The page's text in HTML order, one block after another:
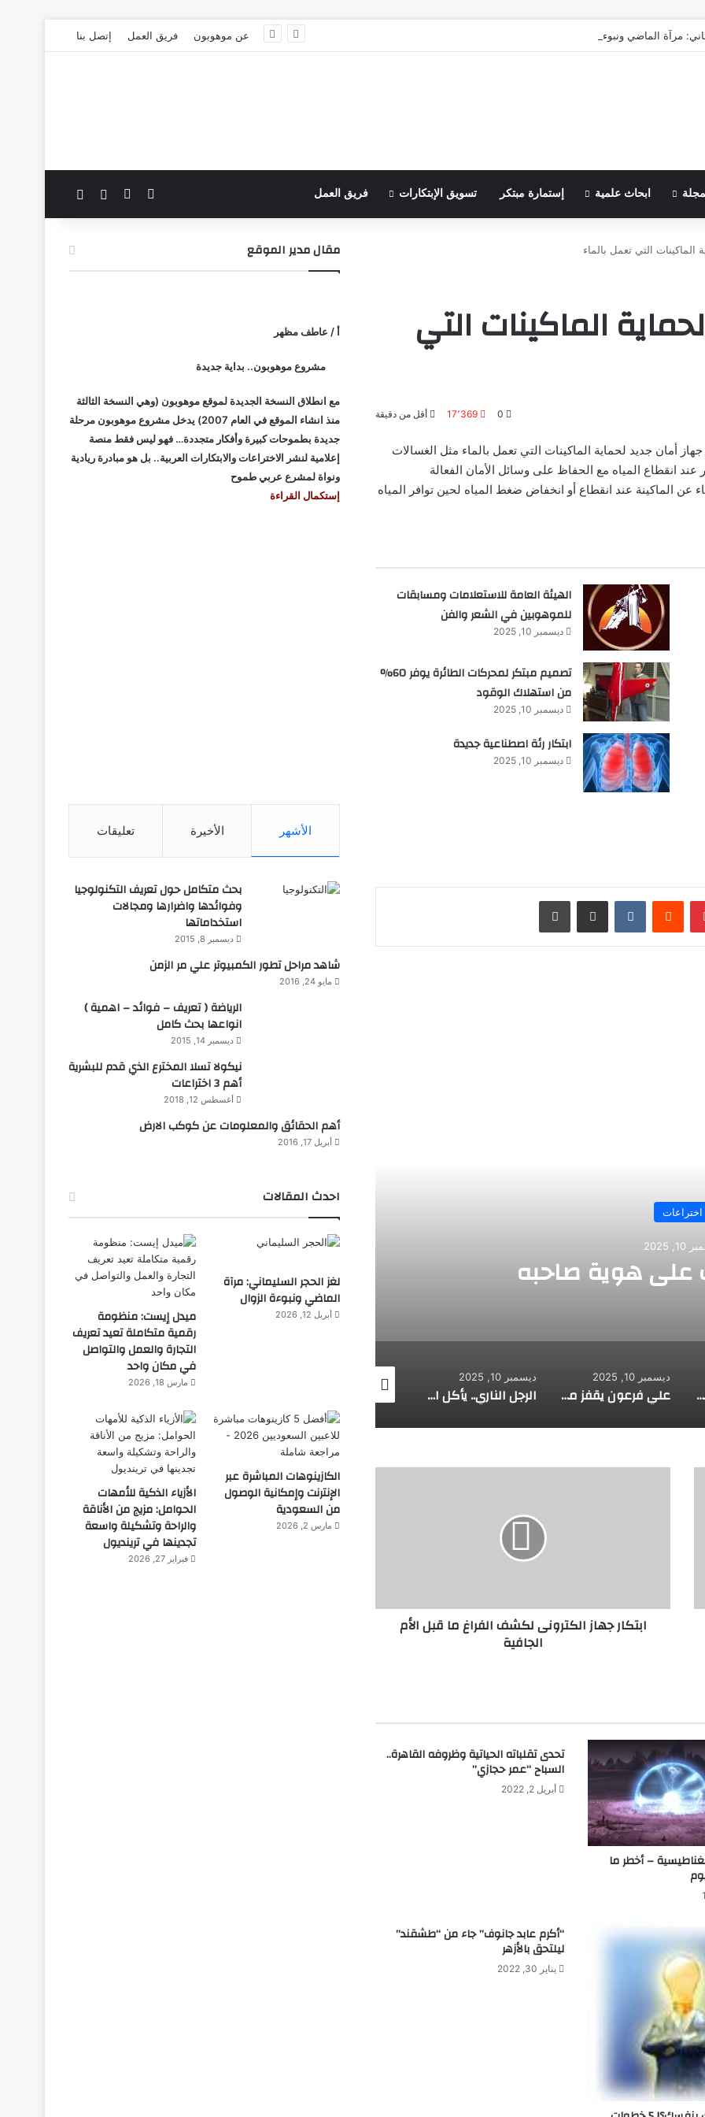
مرآة الماضي ونبوءة الزوال عن موهوبون فريق العمل إتصل بنا
ابحاث علمية إستمارة مبتكر تسويق الإبتكارات فريق العمل فيسبوك الوضع المظلم
الماكينات التي تعمل بالماء
الماكينات التي
0 17٬369 أقل من دقيقة
أمان جديد لحماية الماكينات التي تعمل بالماء مثل الغسالات
عند انقطاع المياه مع الحفاظ على وسائل الأمان الفعالة
الماكينة عند انقطاع أو انخفاض ضغط المياه لحين توافر المياه
الهيئة العامة للاستعلامات ومسابقات
للموهوبين في الشعر والفن
ديسمبر 10, 2025
تصميم مبتكر لمحركات الطائرة يوفر 60%
من استهلاك الوقود
ديسمبر 10, 2025
ابتكار رئة اصطناعية جديدة
ديسمبر 10, 2025
بينتيريست
اختراعات
2025
هوية صاحبه
ديسمبر 10, 2025
طفل مصري يخرج قصاصات
طفل مصري يخرج قصاصات الورق من أنفه وفمه
ديسمبر 10, 2025
علي فرعون يقفز من الطابق العشرين ويأكل النار ويحطم سورا
ديسمبر 10, 2025
الرجل الناري.. يأكل الجمر ويثني الحديد بأسنانه
ديسمبر 10, 2025
طائرة روسية لا تحتاج إلى مطار
ديسمبر 10, 2025
ا
و
ن
ى
ل
ك
ش
ف
ا
م
ا
ق
ب
ل
أ
م
ا
ل
ابتكار جهاز الكترونى لكشف الفراغ ما قبل الأم
الجافية
– أخطر ما
تحدى تقلباته الحياتية وظروفه القاهرة..
السباح “عمر حجازي”
أبريل 2, 2022
“أكرم عابد جانوف” جاء من “طشقند”
ليلتحق بالأزهر
يناير 30, 2022
مقال مدير الموقع
أ / عاطف مظهر
مشروع موهوبون.. بداية جديدة
مع انطلاق النسخة الجديدة لموقع موهوبون (وهي النسخة الثالثة
منذ انشاء الموقع في العام 2007) يدخل مشروع موهوبون مرحلة
جديدة بطموحات كبيرة وأفكار متجددة… فهو ليس فقط منصة
إعلامية لنشر الاختراعات والابتكارات العربية.. بل هو مبادرة ريادية
ونواة لمشرع عربي طموح
إستكمال القراءة
الأشهر الأخيرة تعليقات
بحث متكامل حول تعريف التكنولوجيا
وفوائدها واضرارها ومجالات
استخداماتها
ديسمبر 8, 2015
شاهد مراحل تطور الكمبيوتر علي مر الزمن
مايو 24, 2016
الرياضة ( تعريف – فوائد – اهمية )
انواعها بحث كامل
ديسمبر 14, 2015
نيكولا تسلا المخترع الذي قدم للبشرية
أهم 3 اختراعات
أغسطس 12, 2018
أهم الحقائق والمعلومات عن كوكب الارض
أبريل 17, 2016
احدث المقالات
لغز الحجر السليماني: مرآة
الماضي ونبوءة الزوال
أبريل 12, 2026
ميدل إيست: منظومة
رقمية متكاملة تعيد تعريف
التجارة والعمل والتواصل
في مكان واحد
مارس 18, 2026
الكازينوهات المباشرة عبر
الإنترنت وإمكانية الوصول
من السعودية
مارس 2, 2026
الأزياء الذكية للأمهات
الحوامل: مزيج من الأناقة
والراحة وتشكيلة واسعة
تجدينها في ترينديول
فبراير 27, 2026